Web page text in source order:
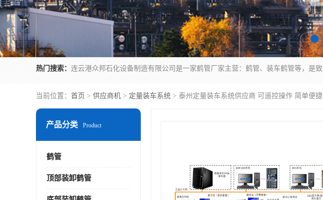
热门搜索：
当前位置： 首页 > 供应商机 > 定量装车系统 > 泰州定量装车系统供应商 可遥控操作 简单便捷
产品分类 Product
鹤管
顶部装卸鹤管